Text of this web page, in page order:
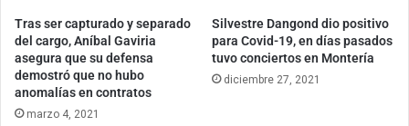
Tras ser capturado y separado
del cargo, Aníbal Gaviria
asegura que su defensa
demostró que no hubo
anomalías en contratos
marzo 4, 2021
Silvestre Dangond dio positivo
para Covid-19, en días pasados
tuvo conciertos en Montería
diciembre 27, 2021